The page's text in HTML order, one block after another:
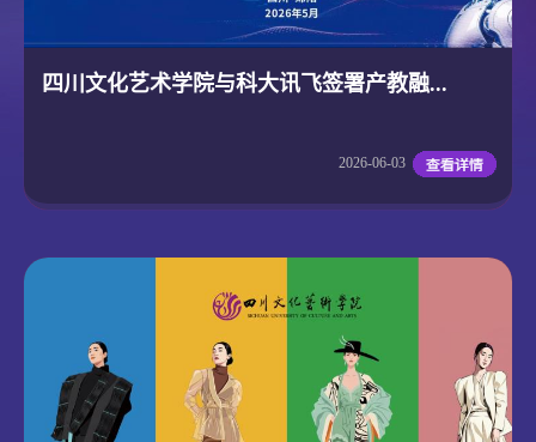
四川文化艺术学院与科大讯飞签署产教融...
2026-06-03